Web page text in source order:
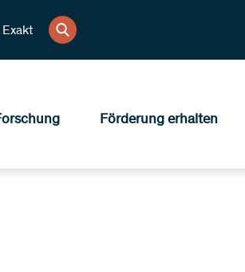
Exakt
Förderung erhalten